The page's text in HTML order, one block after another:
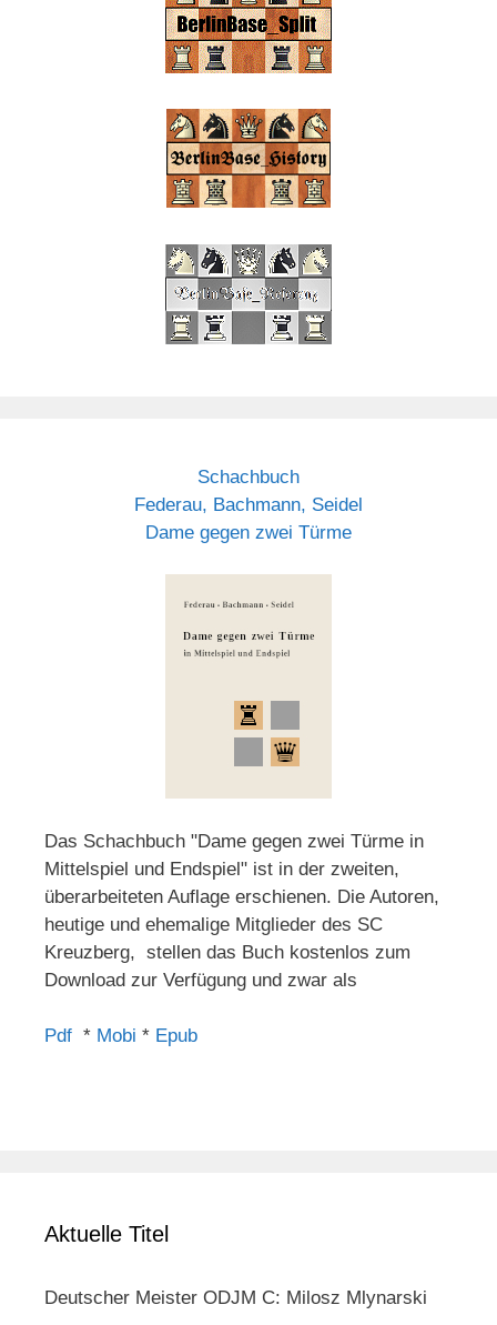
Schachbuch
Federau, Bachmann, Seidel
Dame gegen zwei Türme
Das Schachbuch "Dame gegen zwei Türme in
Mittelspiel und Endspiel" ist in der zweiten,
überarbeiteten Auflage erschienen. Die Autoren,
heutige und ehemalige Mitglieder des SC
Kreuzberg, stellen das Buch kostenlos zum
Download zur Verfügung und zwar als
Pdf * Mobi * Epub
Aktuelle Titel
Deutscher Meister ODJM C: Milosz Mlynarski